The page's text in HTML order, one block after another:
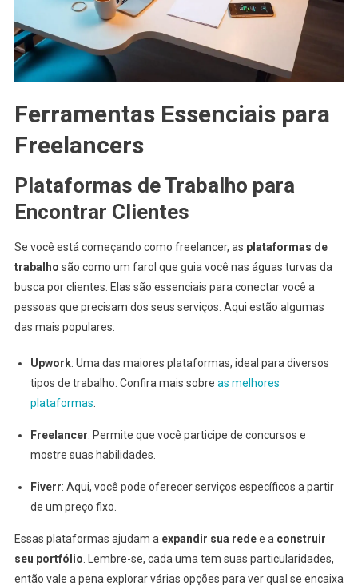
Ferramentas Essenciais para
Freelancers
Plataformas de Trabalho para
Encontrar Clientes
Se você está começando como freelancer, as plataformas de
trabalho são como um farol que guia você nas águas turvas da
busca por clientes. Elas são essenciais para conectar você a
pessoas que precisam dos seus serviços. Aqui estão algumas
das mais populares:
Upwork: Uma das maiores plataformas, ideal para diversos
tipos de trabalho. Confira mais sobre as melhores
plataformas
Freelancer: Permite que você participe de concursos e
mostre suas habilidades.
Fiverr: Aqui, você pode oferecer serviços específicos a partir
de um preço fixo.
Essas plataformas ajudam a expandir sua redee a construir
seu portfólio . Lembre-se, cada uma tem suas particularidades,
então vale a pena explorar várias opções para ver qual se encaixa